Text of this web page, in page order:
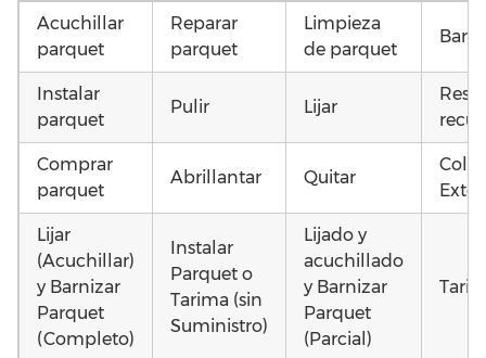
Acuchillar
parquet
Reparar
parquet
Limpieza
de parquet
Instalar
parquet
Pulir Lijar
Comprar
parquet
Abrillantar Quitar
Lijar
(Acuchillar)
y Barnizar
Parquet
(Completo)
Instalar
Parquet o
Tarima (sin
Suministro)
Lijado y
acuchillado
y Barnizar
Parquet
(Parcial)